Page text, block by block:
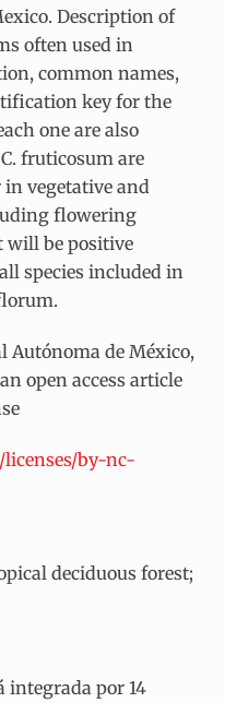
Description of
often used in
common names,
key for the
one are also
fruticosum are
vegetative and
flowering
will be positive
species included in
Autónoma de México,
open access article
by-nc-
deciduous forest;
integrada por 14